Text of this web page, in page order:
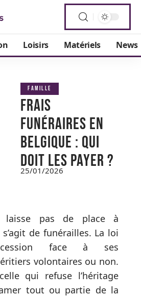
Loisirs Matériels News
FAMILLE
Frais
funéraires en
Belgique : Qui
doit les payer ?
25/01/2026
laisse pas de place à
s’agit de funérailles. La loi
face à ses
volontaires ou non.
qui refuse l’héritage
tout ou partie de la